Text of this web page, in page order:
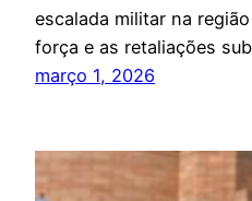
escalada militar na
força e as retaliações
março 1, 2026